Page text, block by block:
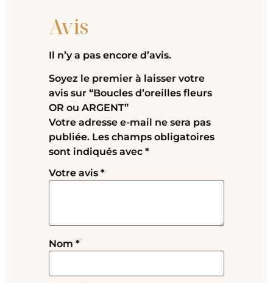
Avis
Il n’y a pas encore d’avis.
Soyez le premier à laisser votre
avis sur “Boucles d’oreilles fleurs
OR ou ARGENT”
Votre adresse e-mail ne sera pas
publiée. Les champs obligatoires
sont indiqués avec *
Votre avis *
Nom *